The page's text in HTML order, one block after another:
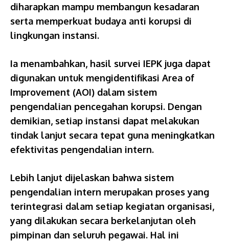
diharapkan mampu membangun kesadaran
serta memperkuat budaya anti korupsi di
lingkungan instansi.
Ia menambahkan, hasil survei IEPK juga dapat
digunakan untuk mengidentifikasi Area of
Improvement (AOI) dalam sistem
pengendalian pencegahan korupsi. Dengan
demikian, setiap instansi dapat melakukan
tindak lanjut secara tepat guna meningkatkan
efektivitas pengendalian intern.
Lebih lanjut dijelaskan bahwa sistem
pengendalian intern merupakan proses yang
terintegrasi dalam setiap kegiatan organisasi,
yang dilakukan secara berkelanjutan oleh
pimpinan dan seluruh pegawai. Hal ini